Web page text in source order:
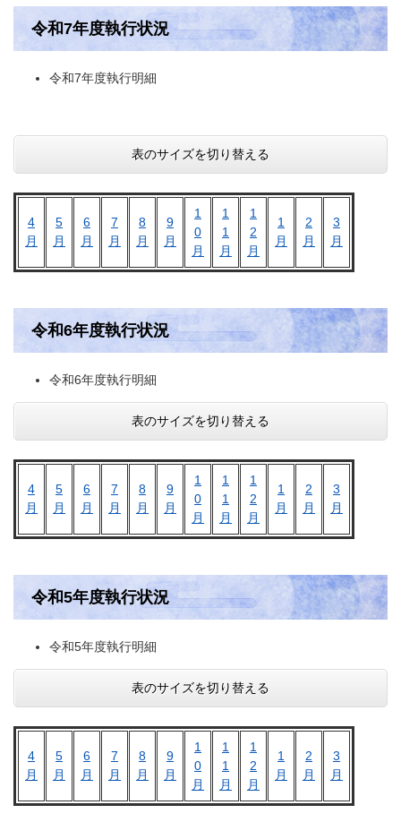
令和7年度執行状況
令和7年度執行明細
表のサイズを切り替える
4
月
5
月
6
月
7
月
8
月
9
月
1
0
月
1
1
月
1
2
月
1
月
2
月
3
月
令和6年度執行状況
令和6年度執行明細
表のサイズを切り替える
4
月
5
月
6
月
7
月
8
月
9
月
1
0
月
1
1
月
1
2
月
1
月
2
月
3
月
令和5年度執行状況
令和5年度執行明細
表のサイズを切り替える
4
月
5
月
6
月
7
月
8
月
9
月
1
0
月
1
1
月
1
2
月
1
月
2
月
3
月